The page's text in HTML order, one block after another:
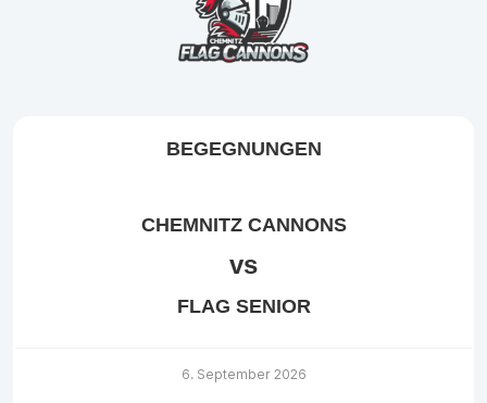
BEGEGNUNGEN
CHEMNITZ CANNONS
vs
FLAG SENIOR
6. September 2026